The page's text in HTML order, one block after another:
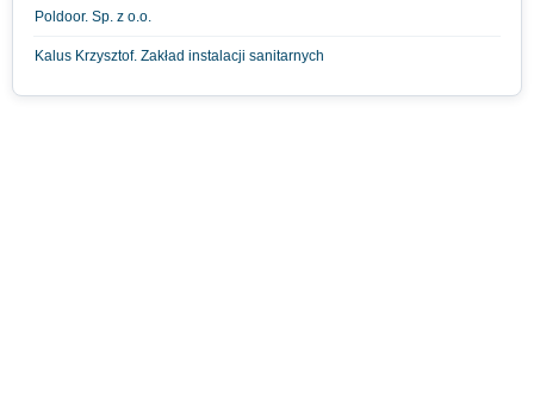
Poldoor. Sp. z o.o.
Kalus Krzysztof. Zakład instalacji sanitarnych